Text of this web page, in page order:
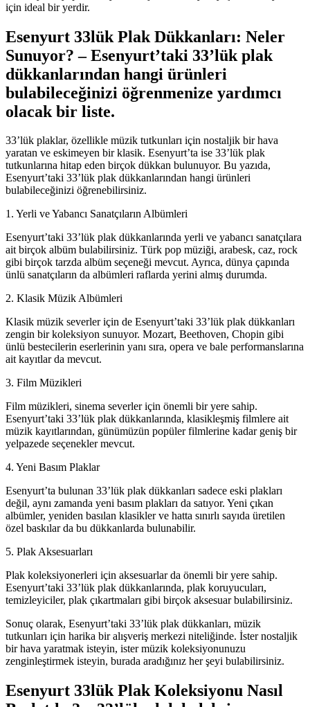
için ideal bir yerdir.
Esenyurt 33lük Plak Dükkanları: Neler
Sunuyor? – Esenyurt’taki 33’lük plak
dükkanlarından hangi ürünleri
bulabileceğinizi öğrenmenize yardımcı
olacak bir liste.
33’lük plaklar, özellikle müzik tutkunları için nostaljik bir hava
yaratan ve eskimeyen bir klasik. Esenyurt’ta ise 33’lük plak
tutkunlarına hitap eden birçok dükkan bulunuyor. Bu yazıda,
Esenyurt’taki 33’lük plak dükkanlarından hangi ürünleri
bulabileceğinizi öğrenebilirsiniz.
1. Yerli ve Yabancı Sanatçıların Albümleri
Esenyurt’taki 33’lük plak dükkanlarında yerli ve yabancı sanatçılara
ait birçok albüm bulabilirsiniz. Türk pop müziği, arabesk, caz, rock
gibi birçok tarzda albüm seçeneği mevcut. Ayrıca, dünya çapında
ünlü sanatçıların da albümleri raflarda yerini almış durumda.
2. Klasik Müzik Albümleri
Klasik müzik severler için de Esenyurt’taki 33’lük plak dükkanları
zengin bir koleksiyon sunuyor. Mozart, Beethoven, Chopin gibi
ünlü bestecilerin eserlerinin yanı sıra, opera ve bale performanslarına
ait kayıtlar da mevcut.
3. Film Müzikleri
Film müzikleri, sinema severler için önemli bir yere sahip.
Esenyurt’taki 33’lük plak dükkanlarında, klasikleşmiş filmlere ait
müzik kayıtlarından, günümüzün popüler filmlerine kadar geniş bir
yelpazede seçenekler mevcut.
4. Yeni Basım Plaklar
Esenyurt’ta bulunan 33’lük plak dükkanları sadece eski plakları
değil, aynı zamanda yeni basım plakları da satıyor. Yeni çıkan
albümler, yeniden basılan klasikler ve hatta sınırlı sayıda üretilen
özel baskılar da bu dükkanlarda bulunabilir.
5. Plak Aksesuarları
Plak koleksiyonerleri için aksesuarlar da önemli bir yere sahip.
Esenyurt’taki 33’lük plak dükkanlarında, plak koruyucuları,
temizleyiciler, plak çıkartmaları gibi birçok aksesuar bulabilirsiniz.
Sonuç olarak, Esenyurt’taki 33’lük plak dükkanları, müzik
tutkunları için harika bir alışveriş merkezi niteliğinde. İster nostaljik
bir hava yaratmak isteyin, ister müzik koleksiyonunuzu
zenginleştirmek isteyin, burada aradığınız her şeyi bulabilirsiniz.
Esenyurt 33lük Plak Koleksiyonu Nasıl